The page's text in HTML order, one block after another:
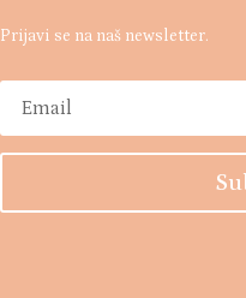
OSTANI S
Prijavi se na naš newsletter.